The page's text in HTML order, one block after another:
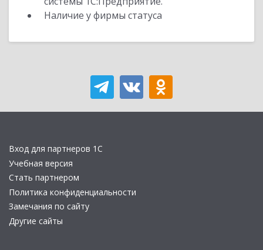
Наличие у фирмы статуса
Вход для партнеров 1С
Учебная версия
Стать партнером
Политика конфиденциальности
Замечания по сайту
Другие сайты